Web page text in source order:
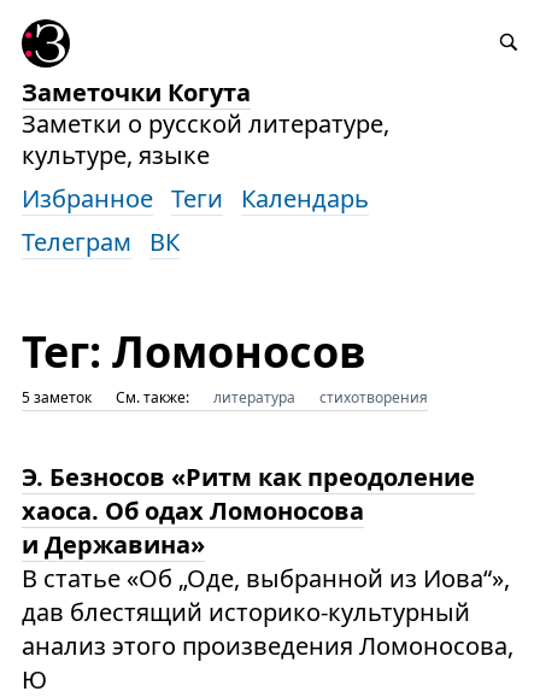
Заметочки Когута
Заметки о русской литературе,
культуре, языке
Избранное Теги
Календарь
Телеграм
ВК
Тег: Ломоносов
5 заметок См. также: литература стихотворения
Э. Безносов «Ритм как преодоление
хаоса. Об одах Ломоносова
и Державина»
В статье «Об „Оде, выбранной из Иова“»,
дав блестящий историко-культурный
анализ этого произведения Ломоносова,
Ю